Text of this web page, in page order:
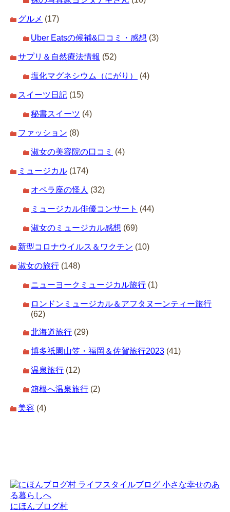
グルメ (17)
Uber Eatsの候補&口コミ・感想 (3)
サプリ＆自然療法情報 (52)
塩化マグネシウム（にがり） (4)
スイーツ日記 (15)
秘書スイーツ (4)
ファッション (8)
淑女の美容院の口コミ (4)
ミュージカル (174)
オペラ座の怪人 (32)
ミュージカル俳優コンサート (44)
淑女のミュージカル感想 (69)
新型コロナウイルス＆ワクチン (10)
淑女の旅行 (148)
ニューヨークミュージカル旅行 (1)
ロンドンミュージカル＆アフタヌーンティー旅行
(62)
北海道旅行 (29)
博多祇園山笠・福岡＆佐賀旅行2023 (41)
温泉旅行 (12)
箱根へ温泉旅行 (2)
美容 (4)
にほんブログ村